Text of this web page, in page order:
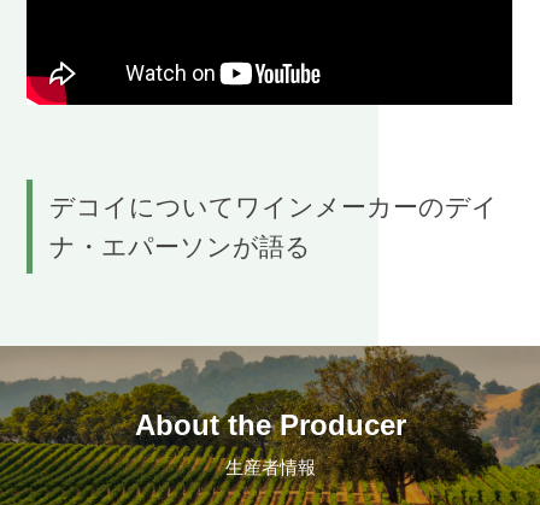
デコイについてワインメーカーのデイ
ナ・エパーソンが語る
About the Producer
生産者情報